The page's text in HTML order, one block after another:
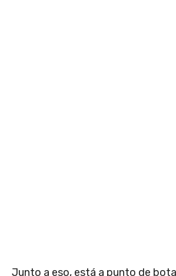
Junto a eso, está a punto de